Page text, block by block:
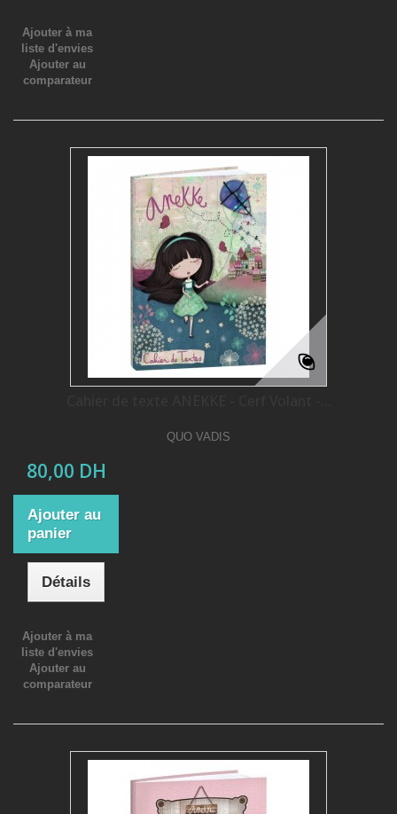
Ajouter à ma
liste d'envies
Ajouter au
comparateur
QUO VADIS
80,00 DH
Ajouter au
panier
Détails
Ajouter à ma
liste d'envies
Ajouter au
comparateur